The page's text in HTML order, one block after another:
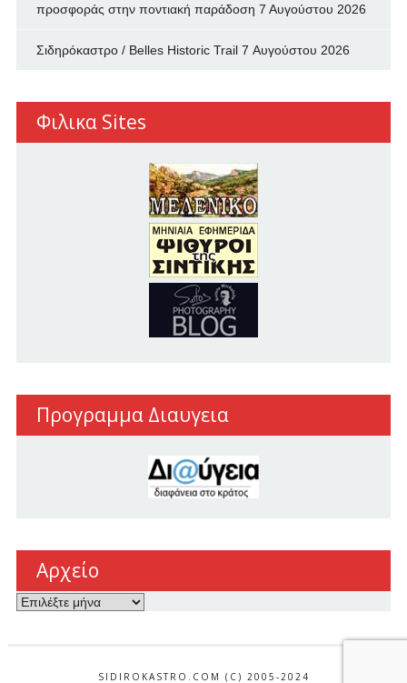
προσφοράς στην ποντιακή παράδοση 7 Αυγούστου 2026
Σιδηρόκαστρο / Belles Historic Trail 7 Αυγούστου 2026
Φιλικα Sites
Προγραμμα Διαυγεια
Αρχείο
Αρχείο
SIDIROKASTRO.COM (C) 2005-2024